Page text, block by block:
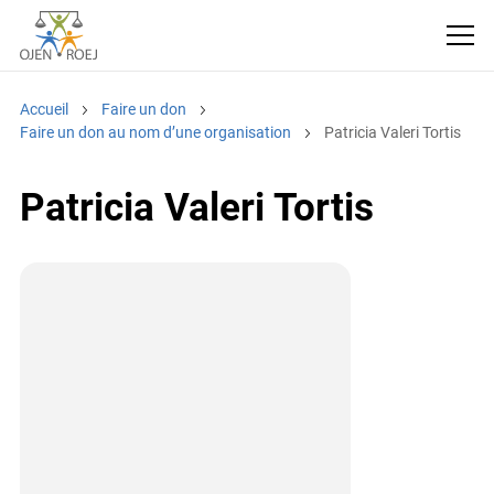
Accueil
Faire un don
Faire un don au nom d’une organisation
Patricia Valeri Tortis
Patricia Valeri Tortis